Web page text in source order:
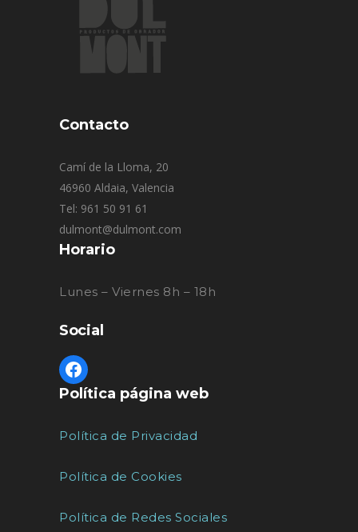
Contacto
Camí de la Lloma, 20
46960 Aldaia, Valencia
Tel: 961 50 91 61
dulmont@dulmont.com
Horario
Lunes – Viernes 8h – 18h
Social
Política página web
Política de Privacidad
Política de Cookies
Política de Redes Sociales